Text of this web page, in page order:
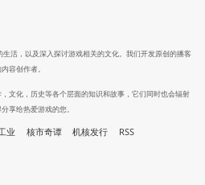
活，以及深入探讨游戏相关的文化。我们开发原创的播客
容创作者。
文化，历史等各个层面的知识和故事，它们同时也会辐射
享给热爱游戏的您。
业 核市奇谭 机核发行 RSS